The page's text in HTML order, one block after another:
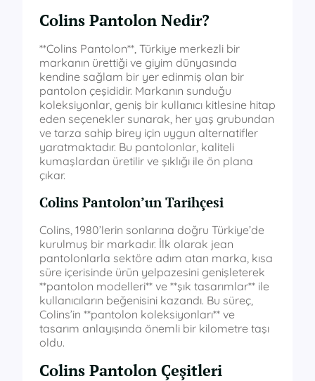
Colins Pantolon Nedir?
**Colins Pantolon**, Türkiye merkezli bir
markanın ürettiği ve giyim dünyasında
kendine sağlam bir yer edinmiş olan bir
pantolon çeşididir. Markanın sunduğu
koleksiyonlar, geniş bir kullanıcı kitlesine hitap
eden seçenekler sunarak, her yaş grubundan
ve tarza sahip birey için uygun alternatifler
yaratmaktadır. Bu pantolonlar, kaliteli
kumaşlardan üretilir ve şıklığı ile ön plana
çıkar.
Colins Pantolon’un Tarihçesi
Colins, 1980’lerin sonlarına doğru Türkiye’de
kurulmuş bir markadır. İlk olarak jean
pantolonlarla sektöre adım atan marka, kısa
süre içerisinde ürün yelpazesini genişleterek
**pantolon modelleri** ve **şık tasarımlar** ile
kullanıcıların beğenisini kazandı. Bu süreç,
Colins’in **pantolon koleksiyonları** ve
tasarım anlayışında önemli bir kilometre taşı
oldu.
Colins Pantolon Çeşitleri